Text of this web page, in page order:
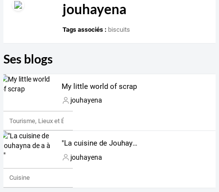
jouhayena
Tags associés : biscuits
Ses blogs
My little world of scrap
jouhayena
Tourisme, Lieux et Événements
"La cuisine de Jouhayna de a à z"
jouhayena
Cuisine